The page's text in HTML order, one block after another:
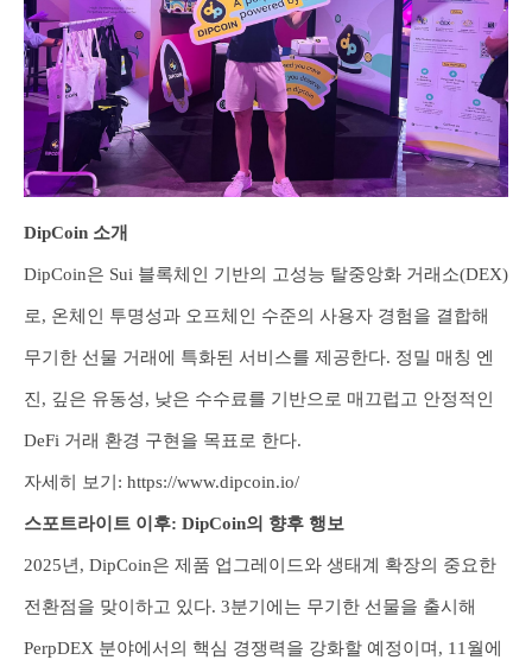
DipCoin 소개
DipCoin은 Sui 블록체인 기반의 고성능 탈중앙화 거래소(DEX)
로, 온체인 투명성과 오프체인 수준의 사용자 경험을 결합해
무기한 선물 거래에 특화된 서비스를 제공한다. 정밀 매칭 엔
진, 깊은 유동성, 낮은 수수료를 기반으로 매끄럽고 안정적인
DeFi 거래 환경 구현을 목표로 한다.
자세히 보기: https://www.dipcoin.io/
스포트라이트 이후: DipCoin의 향후 행보
2025년, DipCoin은 제품 업그레이드와 생태계 확장의 중요한
전환점을 맞이하고 있다. 3분기에는 무기한 선물을 출시해
PerpDEX 분야에서의 핵심 경쟁력을 강화할 예정이며, 11월에